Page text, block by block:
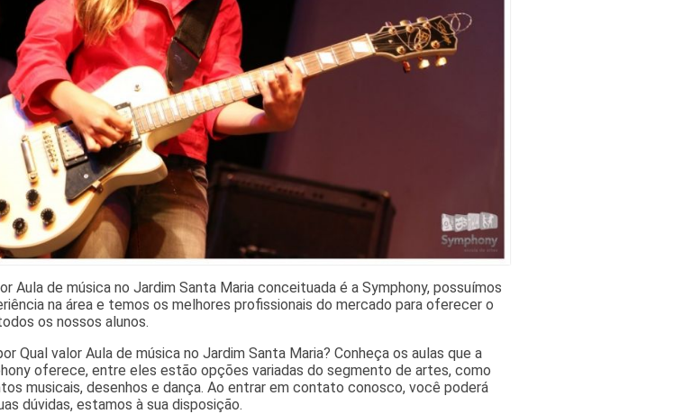
Aula de música no Jardim Santa Maria conceituada é a Symphony, possuímos
na área e temos os melhores profissionais do mercado para oferecer o
os nossos alunos.
Qual valor Aula de música no Jardim Santa Maria? Conheça os aulas que a
oferece, entre eles estão opções variadas do segmento de artes, como
musicais, desenhos e dança. Ao entrar em contato conosco, você poderá
dúvidas, estamos à sua disposição.